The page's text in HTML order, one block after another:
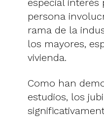
especial interés
persona
rama de la
los mayores,
vivienda.
Como han
estudios, los